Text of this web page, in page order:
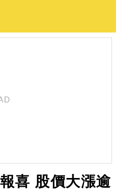
喜 股價大漲逾